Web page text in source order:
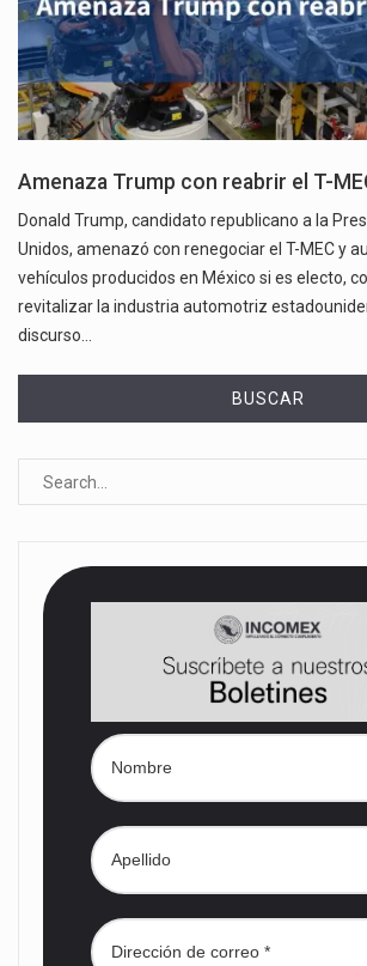
Amenaza Trump con reabrir el T-
Donald Trump, candidato republicano a la
Unidos, amenazó con renegociar el T-MEC y
vehículos producidos en México si es electo,
revitalizar la industria automotriz
discurso…
BUSCAR